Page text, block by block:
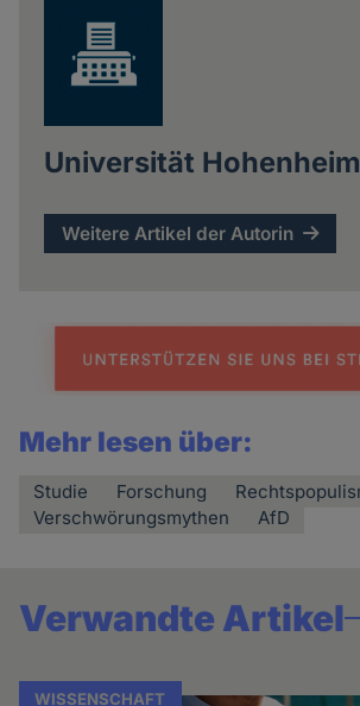
Universität Hohenheim
Weitere Artikel der Autorin
Mehr lesen über:
Studie Forschung
Verschwörungsmythen
AfD
Verwandte Artikel
WISSENSCHAFT